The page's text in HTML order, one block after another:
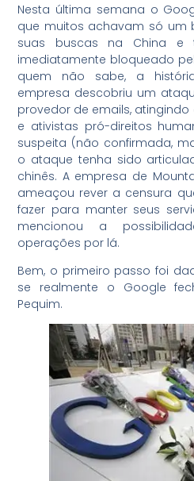
Nesta última semana o
que muitos achavam só um
suas buscas na China e
imediatamente bloqueado
quem não sabe, a
empresa descobriu um
provedor de emails,
e ativistas pró-direitos
suspeita (não confirmada,
o ataque tenha sido
chinês. A empresa de
ameaçou rever a censura
fazer para manter seus
mencionou a
operações por lá.
Bem, o primeiro passo foi
se realmente o Google
Pequim.